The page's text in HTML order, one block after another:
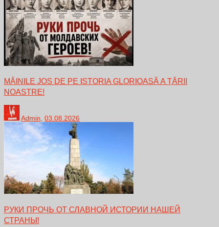
MÂINILE JOS DE PE ISTORIA GLORIOASĂ A ȚĂRII
NOASTRE!
Admin, 03.08.2026
РУКИ ПРОЧЬ ОТ СЛАВНОЙ ИСТОРИИ НАШЕЙ
СТРАНЫ!